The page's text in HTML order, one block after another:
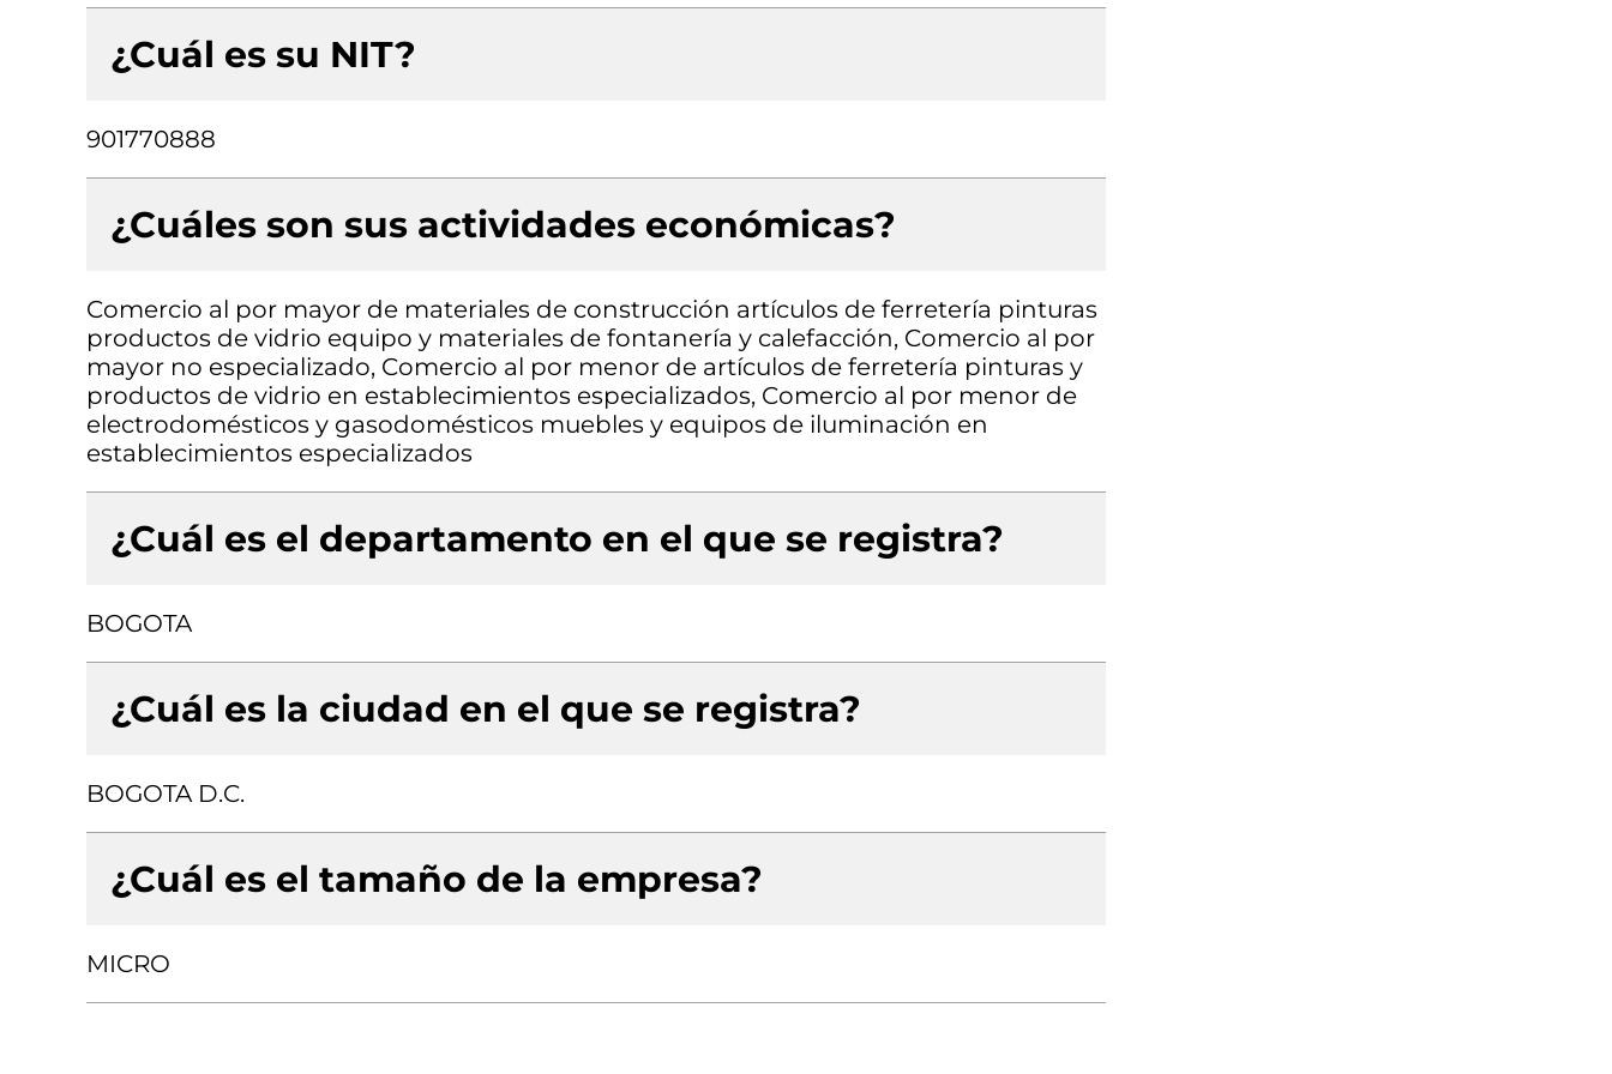
¿Cuál es su NIT?
901770888
¿Cuáles son sus actividades económicas?
Comercio al por mayor de materiales de construcción artículos de ferretería pinturas
productos de vidrio equipo y materiales de fontanería y calefacción, Comercio al por
mayor no especializado, Comercio al por menor de artículos de ferretería pinturas y
productos de vidrio en establecimientos especializados, Comercio al por menor de
electrodomésticos y gasodomésticos muebles y equipos de iluminación en
establecimientos especializados
¿Cuál es el departamento en el que se registra?
BOGOTA
¿Cuál es la ciudad en el que se registra?
BOGOTA D.C.
¿Cuál es el tamaño de la empresa?
MICRO